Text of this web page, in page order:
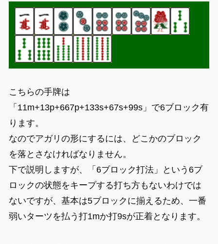
こちらの手牌は
「11m+13p+667p+133s+67s+99s」で6ブロック有
ります。
なのでアガリの形にするには、どこかのブロック
を落とさなければなりません。
下で説明しますが、「6ブロック打法」という6ブ
ロックの状態をキープする打ち方もないわけでは
ないですが、基本は5ブロックに揃えるため、一番
弱いターツを払う打1mか打9sが正着となります。